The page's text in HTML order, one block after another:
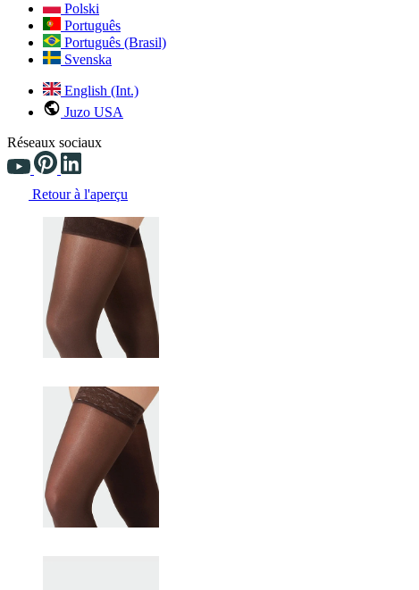
Polski
Português
Português (Brasil)
Svenska
English (Int.)
Juzo USA
Réseaux sociaux
Retour à l'aperçu